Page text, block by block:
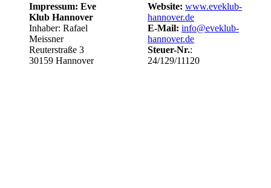
Impressum: Eve
Klub Hannover
Inhaber: Rafael
Meissner
Reuterstraße 3
30159 Hannover
Website: www.eveklub-
hannover.de
E-Mail: info@eveklub-
hannover.de
Steuer-Nr.:
24/129/11120